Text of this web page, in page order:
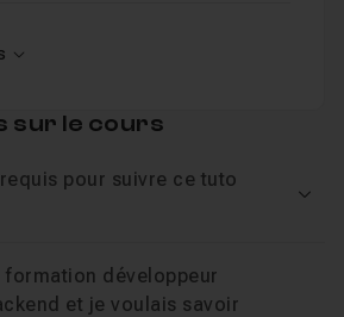
PHP : Révision
PHP : Les plus
PHP : Exercices de validation des
sur le cours
pour suivre ce tuto
formation développeur
et je voulais savoir